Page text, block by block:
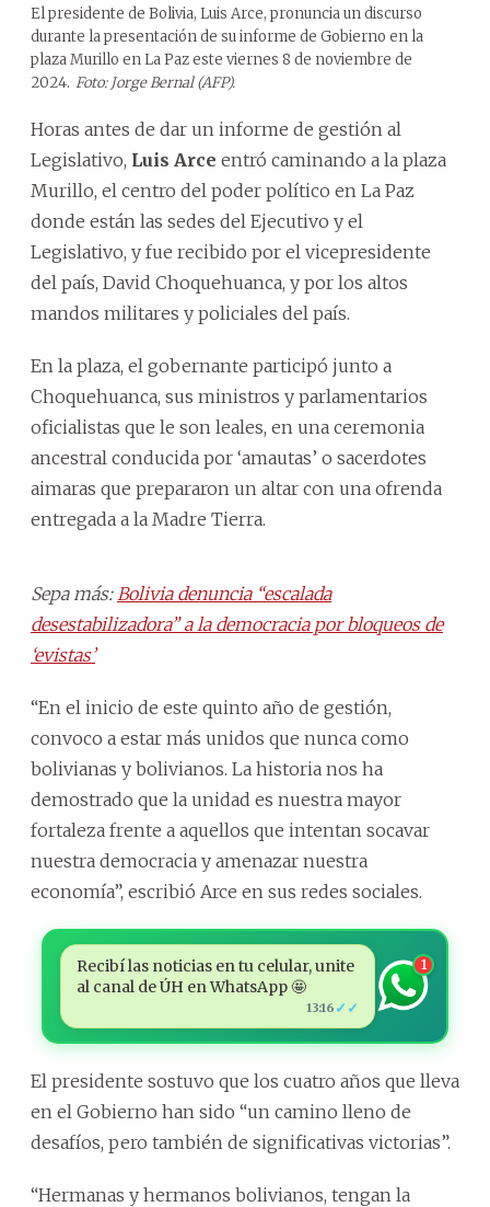
El presidente de Bolivia, Luis Arce, pronuncia un discurso
durante la presentación de su informe de Gobierno en la
plaza Murillo en La Paz este viernes 8 de noviembre de
2024. Foto: Jorge Bernal (AFP).
Horas antes de dar un informe de gestión al
Legislativo, Luis Arce entró caminando a la plaza
Murillo, el centro del poder político en La Paz
donde están las sedes del Ejecutivo y el
Legislativo, y fue recibido por el vicepresidente
del país, David Choquehuanca, y por los altos
mandos militares y policiales del país.
En la plaza, el gobernante participó junto a
Choquehuanca, sus ministros y parlamentarios
oficialistas que le son leales, en una ceremonia
ancestral conducida por ‘amautas’ o sacerdotes
aimaras que prepararon un altar con una ofrenda
entregada a la Madre Tierra.
Sepa más: Bolivia denuncia “escalada
desestabilizadora” a la democracia por bloqueos de
‘evistas’
“En el inicio de este quinto año de gestión,
convoco a estar más unidos que nunca como
bolivianas y bolivianos. La historia nos ha
demostrado que la unidad es nuestra mayor
fortaleza frente a aquellos que intentan socavar
nuestra democracia y amenazar nuestra
economía”, escribió Arce en sus redes sociales.
Recibí las noticias en tu celular, unite
al canal de ÚH en WhatsApp 🤩
13:16 ✓✓
1
El presidente sostuvo que los cuatro años que lleva
en el Gobierno han sido “un camino lleno de
desafíos, pero también de significativas victorias”.
“Hermanas y hermanos bolivianos, tengan la